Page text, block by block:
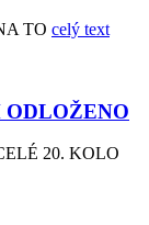
TO celý text
ODLOŽENO
20. KOLO